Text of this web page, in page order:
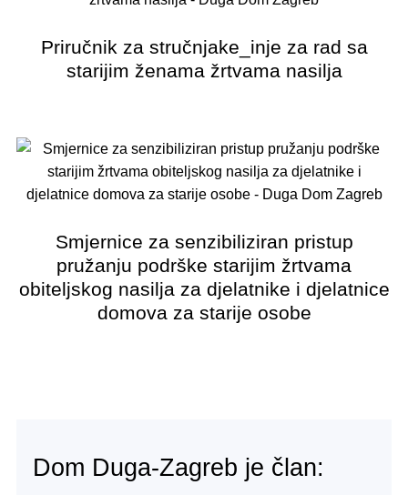
Priručnik za stručnjake_inje za rad sa
starijim ženama žrtvama nasilja
Smjernice za senzibiliziran pristup
pružanju podrške starijim žrtvama
obiteljskog nasilja za djelatnike i djelatnice
domova za starije osobe
Dom Duga-Zagreb je član: